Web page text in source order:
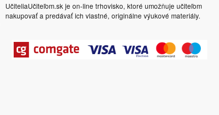
UčiteliaUčiteľom.sk je on-line trhovisko, ktoré umožňuje učiteľom
nakupovať a predávať ich vlastné, originálne výukové materiály.